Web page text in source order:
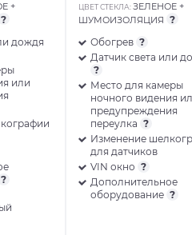
+
?
дождя
или
?
ЦВЕТ СТЕКЛА:ЗЕЛЕНОЕ +
ШУМОИЗОЛЯЦИЯ ?
Обогрев ?
Датчик света или
?
Место для камеры
ночного видения
предупреждения
переулка ?
Изменение
для датчиков
VIN окно ?
Дополнительное
оборудование ?